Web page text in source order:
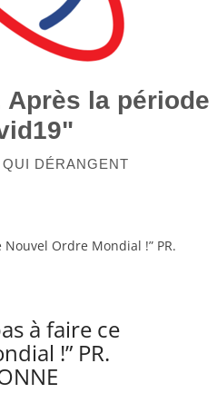
la période
DÉRANGENT
Ordre Mondial !” PR.
à faire ce
!” PR.